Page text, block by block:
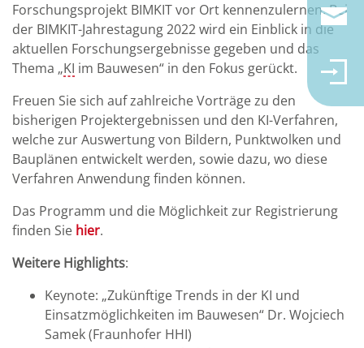
Forschungsprojekt BIMKIT vor Ort kennenzulernen. Bei
der BIMKIT-Jahrestagung 2022 wird ein Einblick in die
aktuellen Forschungsergebnisse gegeben und das
Thema „KI im Bauwesen“ in den Fokus gerückt.
Freuen Sie sich auf zahlreiche Vorträge zu den
bisherigen Projektergebnissen und den KI-Verfahren,
welche zur Auswertung von Bildern, Punktwolken und
Bauplänen entwickelt werden, sowie dazu, wo diese
Verfahren Anwendung finden können.
Das Programm und die Möglichkeit zur Registrierung
finden Sie hier.
Weitere Highlights:
Keynote: „Zukünftige Trends in der KI und
Einsatzmöglichkeiten im Bauwesen“ Dr. Wojciech
Samek (Fraunhofer HHI)